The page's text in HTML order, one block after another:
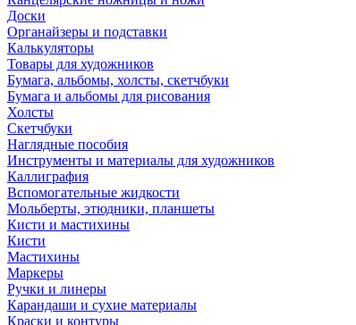
Доски
Органайзеры и подставки
Калькуляторы
Товары для художников
Бумага, альбомы, холсты, скетчбуки
Бумага и альбомы для рисования
Холсты
Скетчбуки
Наглядные пособия
Инструменты и материалы для художников
Каллиграфия
Вспомогательные жидкости
Мольберты, этюдники, планшеты
Кисти и мастихины
Кисти
Мастихины
Маркеры
Ручки и линеры
Карандаши и сухие материалы
Краски и контуры